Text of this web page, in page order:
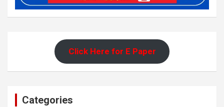
Click Here for E Paper
Categories